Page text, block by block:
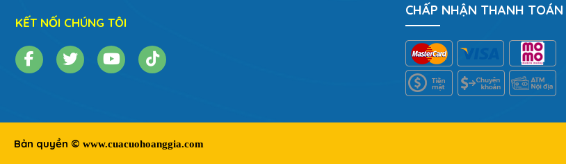
KẾT NỐI CHÚNG TÔI
CHẤP NHẬN THANH TOÁN
Bản quyền © www.cuacuohoanggia.com